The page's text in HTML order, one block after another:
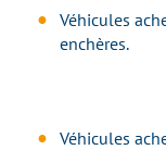
Véhicules
enchères.
Véhicules